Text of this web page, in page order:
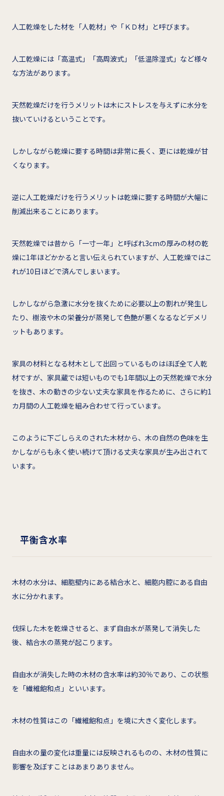
人工乾燥をした材を「人乾材」や「ＫＤ材」と呼びます。
人工乾燥には「高温式」「高周波式」「低温除湿式」など様々
な方法があります。
天然乾燥だけを行うメリットは木にストレスを与えずに水分を
抜いていけるということです。
しかしながら乾燥に要する時間は非常に長く、更には乾燥が甘
くなります。
逆に人工乾燥だけを行うメリットは乾燥に要する時間が大幅に
削減出来ることにあります。
天然乾燥では昔から「一寸一年」と呼ばれ3cmの厚みの材の乾
燥に1年ほどかかると言い伝えられていますが、人工乾燥ではこ
れが10日ほどで済んでしまいます。
しかしながら急激に水分を抜くために必要以上の割れが発生し
たり、樹液や木の栄養分が蒸発して色艶が悪くなるなどデメリ
ットもあります。
家具の材料となる材木として出回っているものはほぼ全て人乾
材ですが、家具蔵では短いものでも1年間以上の天然乾燥で水分
を抜き、木の動きの少ない丈夫な家具を作るために、さらに約1
カ月間の人工乾燥を組み合わせて行っています。
このように下ごしらえのされた木材から、木の自然の色味を生
かしながらも永く使い続けて頂ける丈夫な家具が生み出されて
います。
平衡含水率
木材の水分は、細胞壁内にある結合水と、細胞内腔にある自由
水に分かれます。
伐採した木を乾燥させると、まず自由水が蒸発して消失した
後、結合水の蒸発が起こります。
自由水が消失した時の木材の含水率は約30％であり、この状態
を「繊維飽和点」といいます。
木材の性質はこの「繊維飽和点」を境に大きく変化します。
自由水の量の変化は重量には反映されるものの、木材の性質に
影響を及ぼすことはあまりありません。